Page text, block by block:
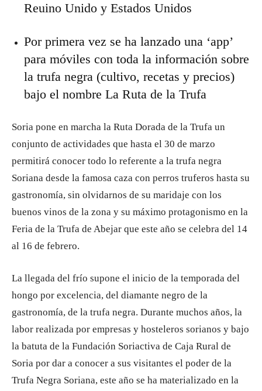
Reuino Unido y Estados Unidos
Por primera vez se ha lanzado una ‘app’
para móviles con toda la información sobre
la trufa negra (cultivo, recetas y precios)
bajo el nombre La Ruta de la Trufa
Soria pone en marcha la Ruta Dorada de la Trufa un
conjunto de actividades que hasta el 30 de marzo
permitirá conocer todo lo referente a la trufa negra
Soriana desde la famosa caza con perros truferos hasta su
gastronomía, sin olvidarnos de su maridaje con los
buenos vinos de la zona y su máximo protagonismo en la
Feria de la Trufa de Abejar que este año se celebra del 14
al 16 de febrero.
La llegada del frío supone el inicio de la temporada del
hongo por excelencia, del diamante negro de la
gastronomía, de la trufa negra. Durante muchos años, la
labor realizada por empresas y hosteleros sorianos y bajo
la batuta de la Fundación Soriactiva de Caja Rural de
Soria por dar a conocer a sus visitantes el poder de la
Trufa Negra Soriana, este año se ha materializado en la